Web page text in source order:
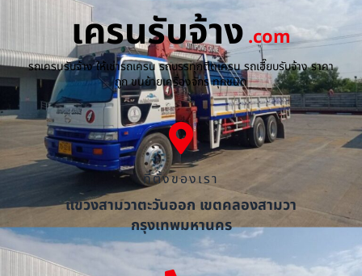
เครนรับจ้าง.com
รถเครนรับจ้าง ให้เช่ารถเครน รถบรรทุกติดเครน รถเฮี๊ยบรับจ้าง ราคา
ถูก ขนย้ายเครื่องจักร ทุกชนิด
ที่ตั้งของเรา
แขวงสามวาตะวันออก เขตคลองสามวา
กรุงเทพมหานคร